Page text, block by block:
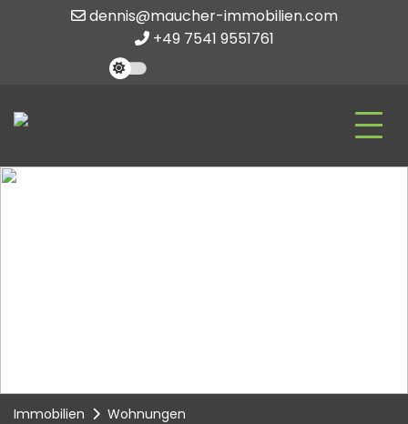
dennis@maucher-immobilien.com
+49 7541 9551761
Immobilien Wohnungen